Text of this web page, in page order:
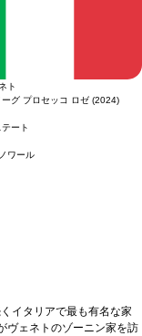
更されます、ご了承くださ
ト
ーグ プロセッコ ロゼ (2024)
ート
ワール
ヴェネトのゾーニン家を訪